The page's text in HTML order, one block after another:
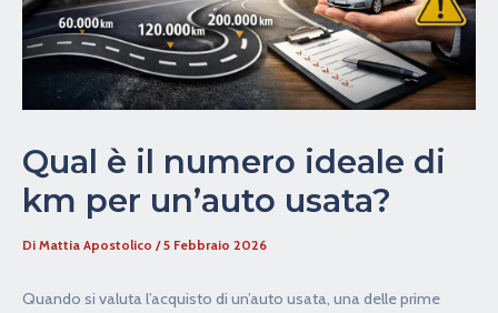
Qual è il numero ideale di
km per un’auto usata?
Di Mattia Apostolico /5 Febbraio 2026
Quando si valuta l’acquisto di un’auto usata, una delle prime